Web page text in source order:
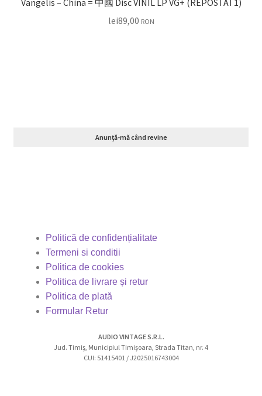
Vangelis – China = 中國 Disc VINIL LP VG+ (REPOSTAT1)
lei89,00 RON
Anunță-mă când revine
Politică de confidențialitate
Termeni si conditii
Politica de cookies
Politica de livrare și retur
Politica de plată
Formular Retur
AUDIO VINTAGE S.R.L.
Jud. Timiș, Municipiul Timișoara, Strada Titan, nr. 4
CUI: 51415401 / J2025016743004